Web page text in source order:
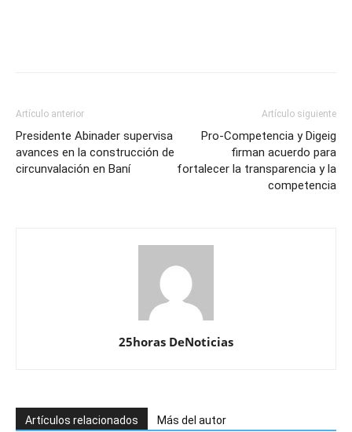
Artículo anterior
Presidente Abinader supervisa
avances en la construcción de
circunvalación en Baní
Artículo siguiente
Pro-Competencia y Digeig
firman acuerdo para
fortalecer la transparencia y la
competencia
25horas DeNoticias
Artículos relacionados Más del autor